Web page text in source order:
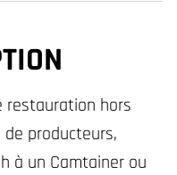
restauration hors
producteurs,
à un Camtainer ou